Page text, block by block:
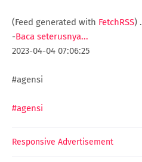
(Feed generated with FetchRSS)
-Baca seterusnya...
2023-04-04 07:06:25
#agensi
#agensi
Responsive Advertisement